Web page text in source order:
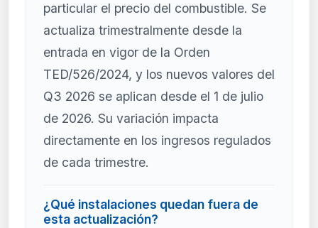
particular el precio del combustible. Se
actualiza trimestralmente desde la
entrada en vigor de la Orden
TED/526/2024, y los nuevos valores del
Q3 2026 se aplican desde el 1 de julio
de 2026. Su variación impacta
directamente en los ingresos regulados
de cada trimestre.
¿Qué instalaciones quedan fuera de
esta actualización?